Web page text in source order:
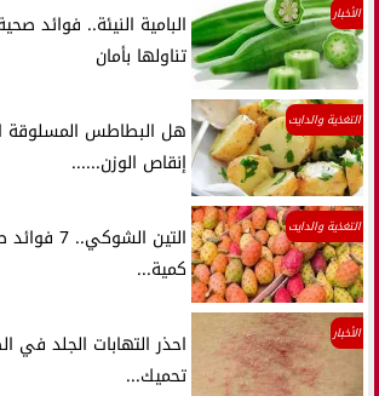
الأخبار
البامية النيئة.. فوائد
تناولها بأمان
التغذية والدايت
هل البطاطس المسلوقة
إنقاص الوزن......
التغذية والدايت
التين
كمية...
الأخبار
تحميك...